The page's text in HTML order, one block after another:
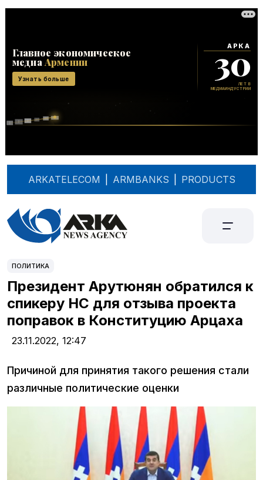
ARKATELECOM ARMBANKS PRODUCTS
ПОЛИТИКА
Президент Арутюнян обратился к
спикеру НС для отзыва проекта
поправок в Конституцию Арцаха
23.11.2022, 12:47
Причиной для принятия такого решения стали
различные политические оценки